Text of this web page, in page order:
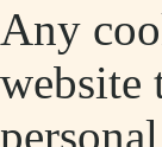
Any
website